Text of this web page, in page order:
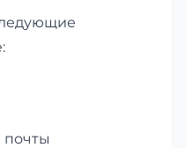
почты